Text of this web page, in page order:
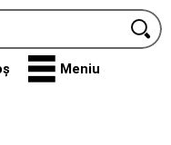
Meniu